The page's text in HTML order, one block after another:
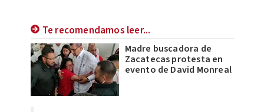
Te recomendamos leer...
Madre buscadora de
Zacatecas protesta en
evento de David Monreal